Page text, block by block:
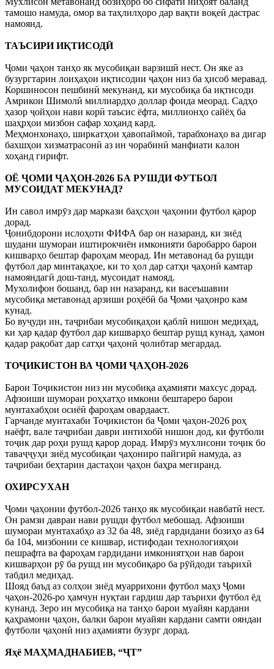
тамошо намуда, омор ва таҳлилҳоро дар вақти воқеӣ дастрас
намоянд.
ТАЪСИРИ ИҚТИСОДӢ
Ҷоми ҷаҳон танҳо як мусобиқаи варзишӣ нест. Он яке аз
бузургтарин лоиҳаҳои иқтисодии ҷаҳон низ ба ҳисоб меравад.
Коршиносон пешбинӣ мекунанд, ки мусобиқа ба иқтисоди
Амрикои Шимолӣ миллиардҳо доллар фоида меорад. Садҳо
ҳазор ҷойҳои нави корӣ таъсис ёфта, миллионҳо сайёҳ ба
шаҳрҳои мизбон сафар хоҳанд кард.
Меҳмонхонаҳо, ширкатҳои ҳавопаймоӣ, тарабхонаҳо ва дигар
бахшҳои хизматрасонӣ аз ин чорабинӣ манфиати калон
хоҳанд гирифт.
ОЁ ҶОМИ ҶАҲОН-2026 БА РУШДИ ФУТБОЛ
МУСОИДАТ МЕКУНАД?
Ин савол имрӯз дар маркази баҳсҳои ҷаҳонии футбол қарор
дорад.
Ҷонибдорони ислоҳоти ФИФА бар он назаранд, ки зиёд
шудани шумораи иштирокчиён имконияти баробарро барои
кишварҳо бештар фароҳам меорад. Ин метавонад ба рушди
футбол дар минтақаҳое, ки то ҳол дар сатҳи ҷаҳонӣ камтар
намояндагӣ дош-танд, мусоидат намояд.
Мухолифон бошанд, бар ин назаранд, ки васеъшавии
мусобиқа метавонад арзиши роҳёбӣ ба Ҷоми ҷаҳонро кам
кунад.
Бо вуҷуди ин, таҷрибаи мусобиқаҳои қаблӣ нишон медиҳад,
ки ҳар қадар футбол дар кишварҳо бештар рушд кунад, ҳамон
қадар рақобат дар сатҳи ҷаҳонӣ ҷолибтар мегардад.
ТОҶИКИСТОН ВА ҶОМИ ҶАҲОН-2026
Барои Тоҷикистон низ ин мусобиқа аҳамияти махсус дорад.
Афзоиши шумораи роҳхатҳо имкони бештареро барои
мунтахабҳои осиёӣ фароҳам овардааст.
Гарчанде мунтахаби Тоҷикистон ба Ҷоми ҷаҳон-2026 роҳ
наёфт, вале таҷрибаи даври интихобӣ нишон дод, ки футболи
тоҷик дар роҳи рушд қарор дорад. Имрӯз мухлисони тоҷик бо
таваҷҷуҳи зиёд мусобиқаи ҷаҳониро пайгирӣ намуда, аз
таҷрибаи беҳтарин дастаҳои ҷаҳон баҳра мегиранд.
ОХИРСУХАН
Ҷоми ҷаҳонии футбол-2026 танҳо як мусобиқаи навбатӣ нест.
Он рамзи давраи нави рушди футбол мебошад. Афзоиши
шумораи мунтахабҳо аз 32 ба 48, зиёд гардидани бозиҳо аз 64
ба 104, мизбонии се кишвар, истифодаи технологияҳои
пешрафта ва фароҳам гардидани имкониятҳои нав барои
кишварҳои рӯ ба рушд ин мусобиқаро ба рӯйдоди таърихӣ
табдил медиҳад.
Шояд баъд аз солҳои зиёд муаррихони футбол маҳз Ҷоми
ҷаҳон-2026-ро ҳамчун нуқтаи гардиш дар таърихи футбол ёд
кунанд. Зеро ин мусобиқа на танҳо барои муайян кардани
қаҳрамони ҷаҳон, балки барои муайян кардани самти ояндаи
футболи ҷаҳонӣ низ аҳамияти бузург дорад.
Яҳё МАҲМАДНАБИЕВ, “ҶТ”